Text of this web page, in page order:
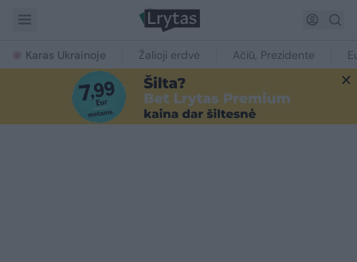
Karas Ukrainoje Žalioji erdvė Ačiū, Prezidente